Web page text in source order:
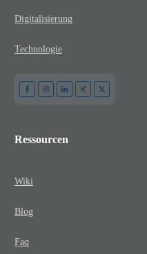
Digitalisierung
Technologie
Ressourcen
Wiki
Blog
Faq